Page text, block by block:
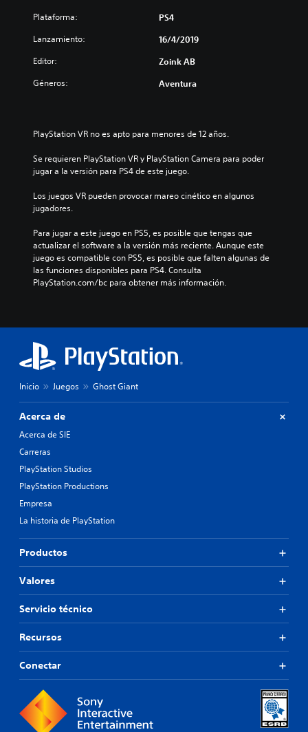
Plataforma: PS4
Lanzamiento: 16/4/2019
Editor: Zoink AB
Géneros: Aventura
PlayStation VR no es apto para menores de 12 años.
Se requieren PlayStation VR y PlayStation Camera para poder
jugar a la versión para PS4 de este juego.
Los juegos VR pueden provocar mareo cinético en algunos
jugadores.
Para jugar a este juego en PS5, es posible que tengas que
actualizar el software a la versión más reciente. Aunque este
juego es compatible con PS5, es posible que falten algunas de
las funciones disponibles para PS4. Consulta
PlayStation.com/bc para obtener más información.
Inicio Juegos Ghost Giant
Acerca de
Acerca de SIE
Carreras
PlayStation Studios
PlayStation Productions
Empresa
La historia de PlayStation
Productos
Valores
Servicio técnico
Recursos
Conectar